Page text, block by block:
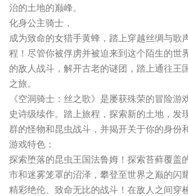
治的土地的巅峰。
化身公主骑士，
成为致命的女猎手黄蜂，踏上穿越丝绸与歌
程！尽管你被俘虏并被迫来到这个陌生的世
的敌人战斗，解开古老的谜团，踏上通往王
之旅。
《空洞骑士：丝之歌》是屡获殊荣的冒险游
史诗级续作。踏上旅程，探索新的土地，发
群的怪物和昆虫战斗，并揭开关于你的身份
游戏特色：
探索堕落的昆虫王国法鲁姆！探索苔藓覆盖
市和迷雾笼罩的沼泽，攀登至世界之巅的闪
精彩绝伦、致命无比的战斗！在敌人之间穿